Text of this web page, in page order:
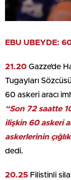
EBU UBEYDE:
21.20 Gazze’de
Tugayları
60 askeri aracı
“Son 72 saatte
ilişkin 60 askeri
askerlerinin
dedi.
20.25 Filistinli